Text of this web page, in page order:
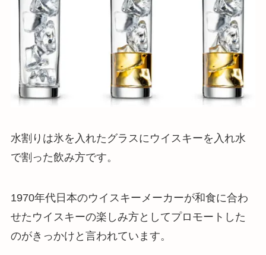
水割りは氷を入れたグラスにウイスキーを入れ水
で割った飲み方です。
1970年代日本のウイスキーメーカーが和食に合わ
せたウイスキーの楽しみ方としてプロモートした
のがきっかけと言われています。